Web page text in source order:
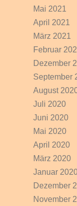
Mai 2021
April 2021
März 2021
Februar
Dezember
September
August
Juli 2020
Juni 2020
Mai 2020
April 2020
März 2020
Januar
Dezember
November